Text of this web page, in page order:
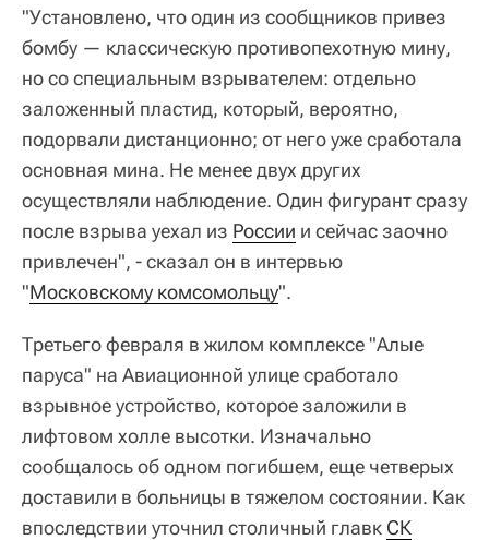
"Установлено, что один из сообщников привез
бомбу — классическую противопехотную мину,
но со специальным взрывателем: отдельно
заложенный пластид, который, вероятно,
подорвали дистанционно; от него уже сработала
основная мина. Не менее двух других
осуществляли наблюдение. Один фигурант сразу
после взрыва уехал из России и сейчас заочно
привлечен", - сказал он в интервью
"Московскому комсомольцу".
Третьего февраля в жилом комплексе "Алые
паруса" на Авиационной улице сработало
взрывное устройство, которое заложили в
лифтовом холле высотки. Изначально
сообщалось об одном погибшем, еще четверых
доставили в больницы в тяжелом состоянии. Как
впоследствии уточнил столичный главк СК